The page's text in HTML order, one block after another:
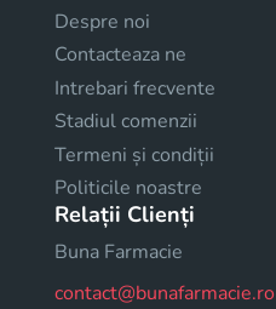
Despre noi
Contacteaza ne
Intrebari frecvente
Stadiul comenzii
Termeni și condiții
Politicile noastre
Relații Clienți
Buna Farmacie
contact@bunafarmacie.ro